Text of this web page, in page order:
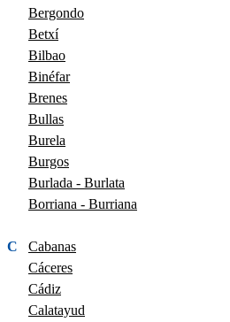
Bergondo
Betxí
Bilbao
Binéfar
Brenes
Bullas
Burela
Burgos
Burlada - Burlata
Borriana - Burriana
C
Cabanas
Cáceres
Cádiz
Calatayud